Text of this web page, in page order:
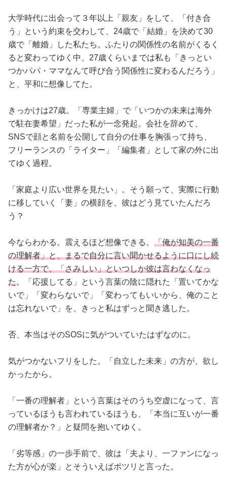
大学時代に出会って３年以上「親友」をして、「付き合
う」という約束を交わして、24歳で「結婚」を決めて30
歳で「離婚」した私たち。ふたりの関係性の名前がくるく
ると変わってゆく中、27歳くらいまでは私も「きっとい
つかパパ・ママなんて呼び合う関係性に変わるんだろう」
と、平和に想像してた。
きっかけは27歳。「専業主婦」で「いつかの未来は海外
で駐在妻希望」だった私が一念発起。会社を辞めて、
SNSで顔と名前を公開して自分の仕事を胸張って持ち、
フリーランスの「ライター」「編集者」として家の外に出
てゆく過程。
「家庭より広い世界を見たい」。そう願って、実際に行動
に移していく「妻」の横顔を、彼はどう見ていたんだろ
う？
今ならわかる。震えるほど想像できる。 「俺が知美の一番
の理解者」と、まるで自分に言い聞かせるように口にし続
ける一方で、「さみしい」といつしか彼は言わなくなっ
た。「応援してる」という言葉の陰に隠れた「置いてかな
いで」「変わらないで」「変わってもいいから、俺のこと
は忘れないで」を、きっと私はずっと聞き逃した。
否、本当はそのSOSに気がついていたはずなのに。
気がつかないフリをした。「自立した未来」の方が、欲し
かったから。
「一番の理解者」という言葉はそのうち空虚になって、言
っているほうも言われているほうも、「本当に互いが一番
の理解者か？」と疑問を抱いてゆく。
「劣等感」の一歩手前で、彼は「夫より、一ファンになっ
た方が心が楽」とそういえばポツリと言った。